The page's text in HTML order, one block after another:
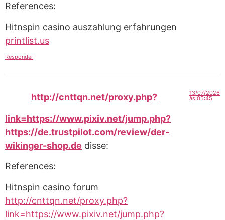
References:
Hitnspin casino auszahlung erfahrungen
printlist.us
Responder
http://cnttqn.net/proxy.php?
link=https://www.pixiv.net/jump.php?
https://de.trustpilot.com/review/der-
wikinger-shop.de disse:
13/07/2026
às 05:45
References:
Hitnspin casino forum
http://cnttqn.net/proxy.php?
link=https://www.pixiv.net/jump.php?